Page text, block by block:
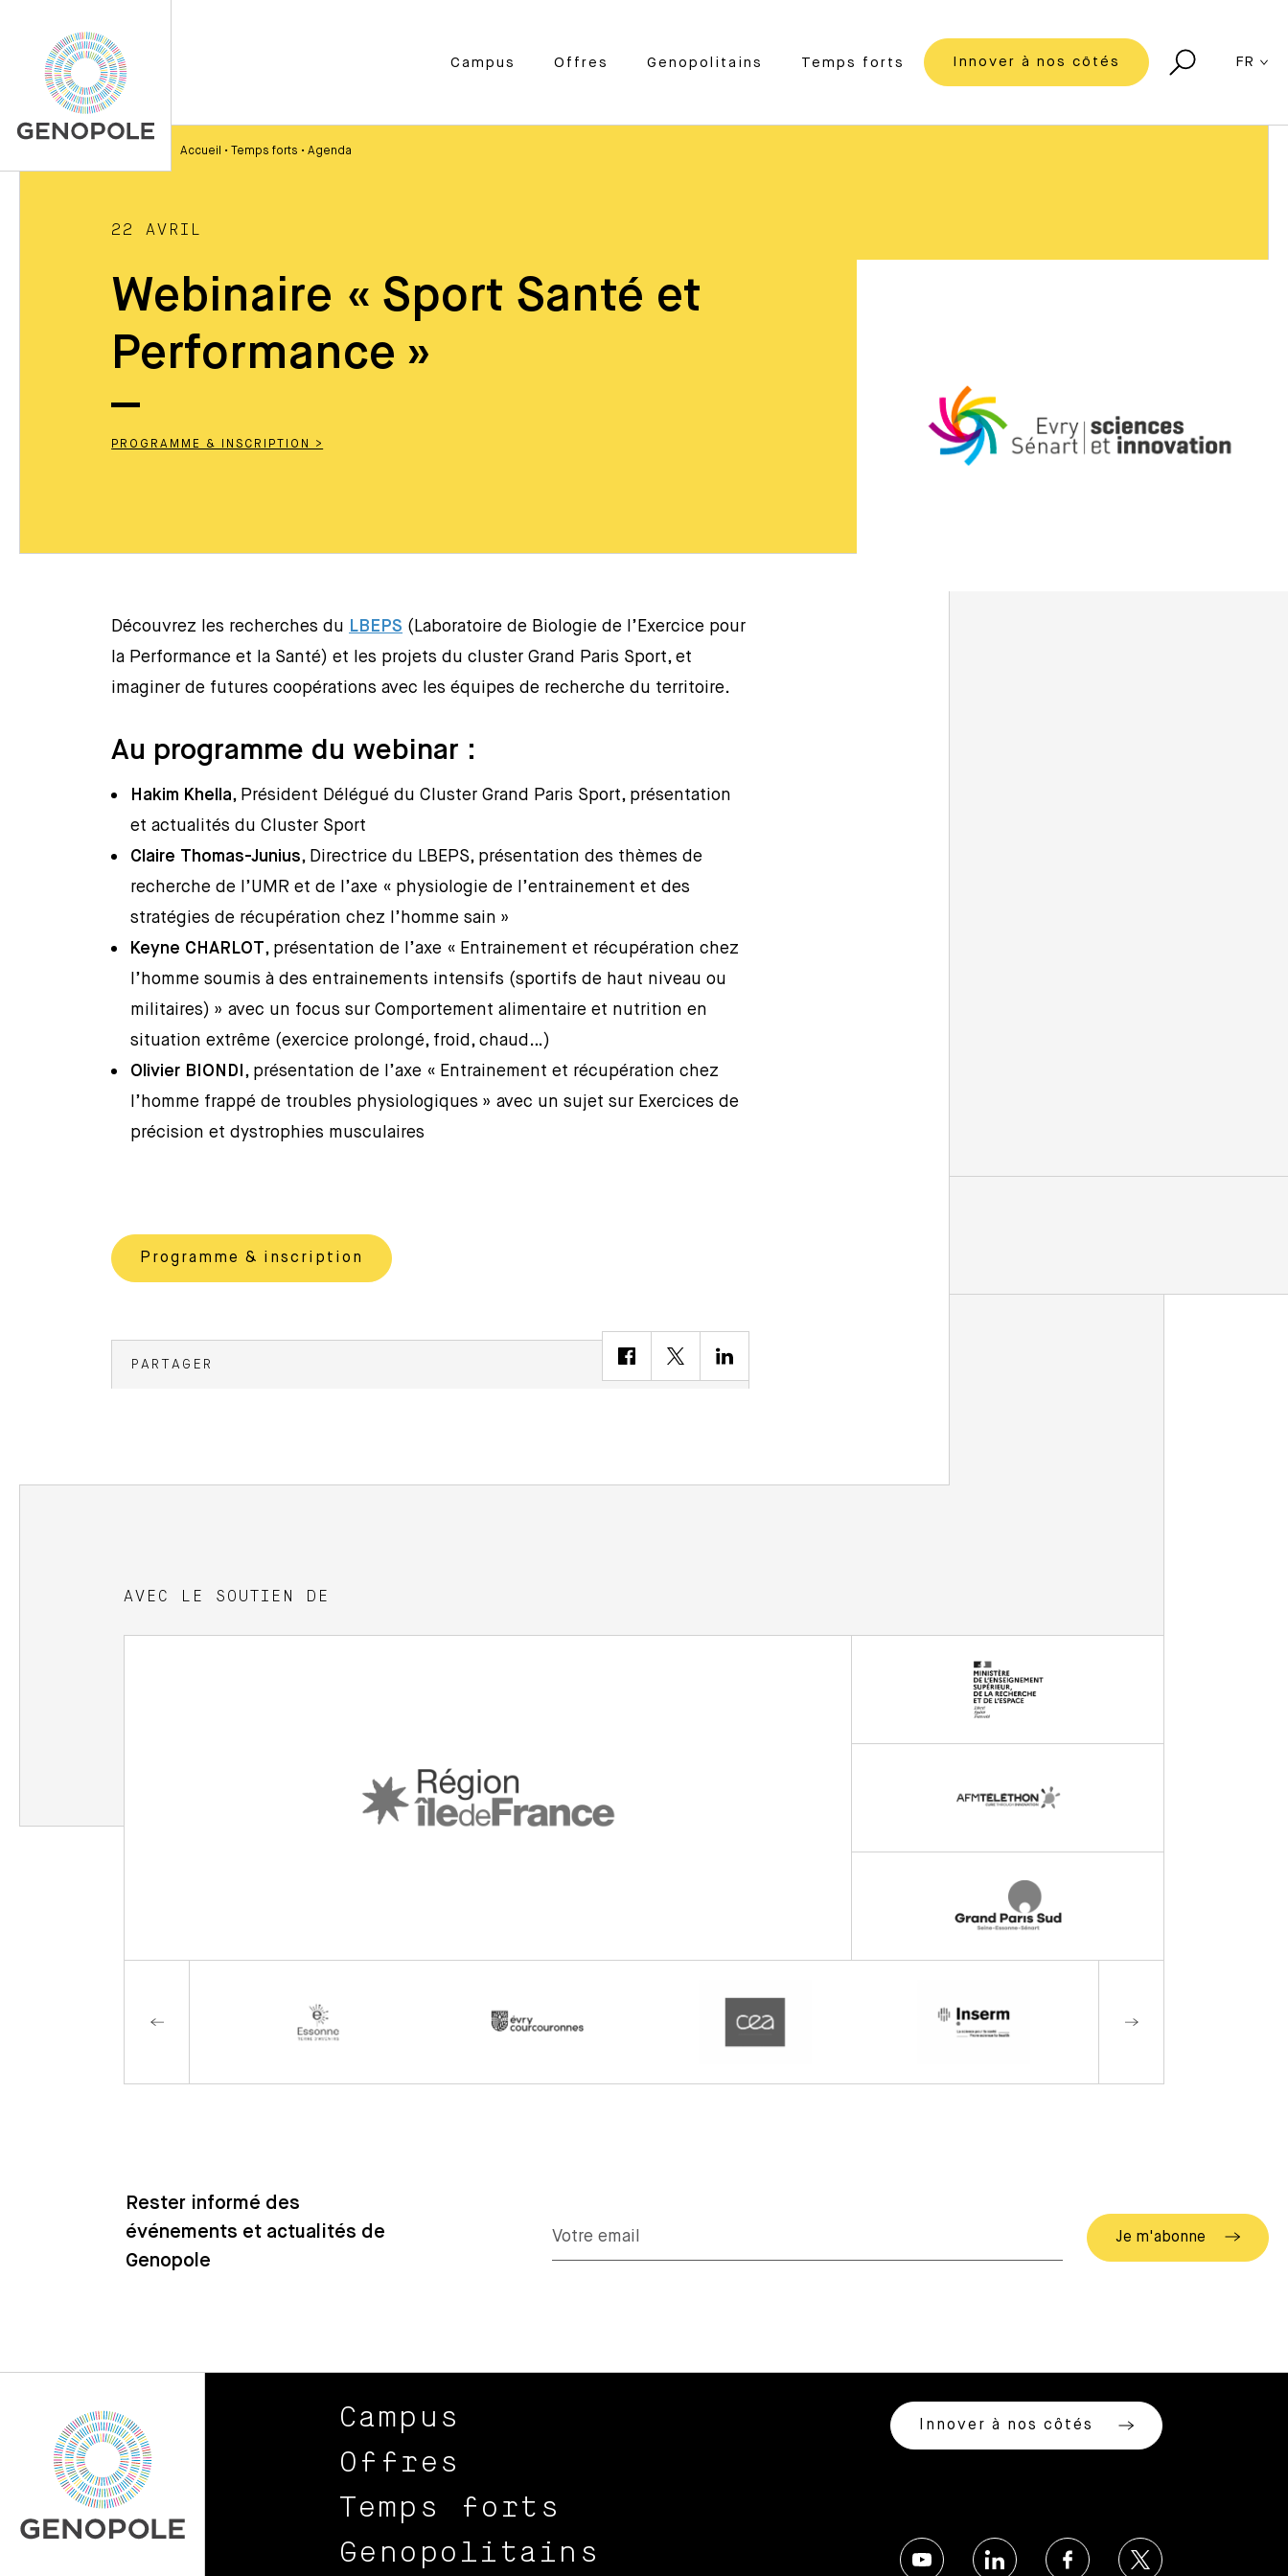
Campus Offres Genopolitains Temps forts Innover à nos côtés FR
Accueil • Temps forts • Agenda
22 AVRIL
Webinaire « Sport Santé et
Performance »
PROGRAMME & INSCRIPTION >
Découvrez les recherches du LBEPS (Laboratoire de Biologie de l’Exercice pour
la Performance et la Santé) et les projets du cluster Grand Paris Sport, et
imaginer de futures coopérations avec les équipes de recherche du territoire.
Au programme du webinar :
Hakim Khella, Président Délégué du Cluster Grand Paris Sport, présentation
et actualités du Cluster Sport
Claire Thomas-Junius, Directrice du LBEPS, présentation des thèmes de
recherche de l’UMR et de l’axe « physiologie de l’entrainement et des
stratégies de récupération chez l’homme sain »
Keyne CHARLOT, présentation de l’axe « Entrainement et récupération chez
l’homme soumis à des entrainements intensifs (sportifs de haut niveau ou
militaires) » avec un focus sur Comportement alimentaire et nutrition en
situation extrême (exercice prolongé, froid, chaud…)
Olivier BIONDI , présentation de l’axe « Entrainement et récupération chez
l’homme frappé de troubles physiologiques » avec un sujet sur Exercices de
précision et dystrophies musculaires
Programme & inscription
PARTAGER
AVEC LE SOUTIEN DE
Rester informé des
événements et actualités de
Genopole
Campus
Offres
Temps forts
Genopolitains
Innover à nos côtés